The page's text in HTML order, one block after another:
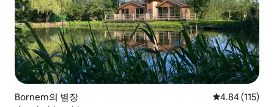
Bornem의 별장 평점 4.84점(5
4.84 (115)